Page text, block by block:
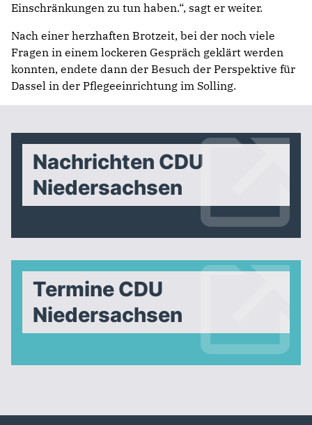
Einschränkungen zu tun haben.“, sagt er weiter.
Nach einer herzhaften Brotzeit, bei der noch viele
Fragen in einem lockeren Gespräch geklärt werden
konnten, endete dann der Besuch der Perspektive für
Dassel in der Pflegeeinrichtung im Solling.
Nachrichten CDU
Niedersachsen
Termine CDU
Niedersachsen